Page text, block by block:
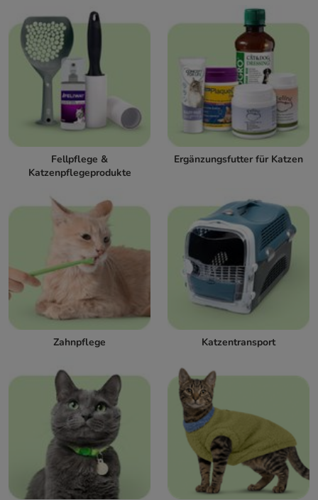
Fellpflege &
Katzenpflegeprodukte
Ergänzungsfutter für Katzen
Zahnpflege Katzentransport